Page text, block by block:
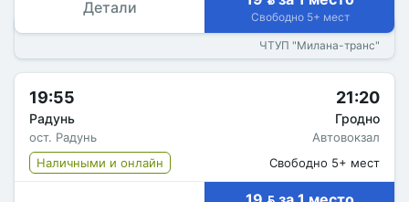
Детали
Свободно 5+ мест
ЧТУП "Милана-транс"
19:55
Радунь
ост. Радунь
21:20
Гродно
Автовокзал
Наличными и онлайн
Свободно 5+ мест